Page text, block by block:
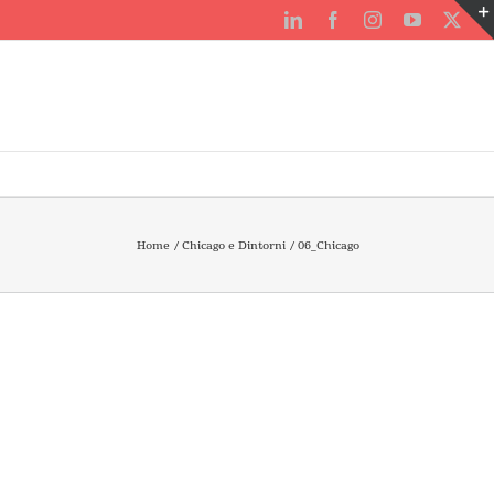
LinkedInFacebookInstagramYouTube
X
Home Chicago e Dintorni 06_Chicago